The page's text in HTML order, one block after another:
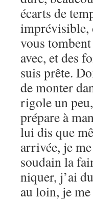
écarts de
imprévisible,
vous
avec, et des
suis prête.
de monter
rigole un
prépare à
lui dis que
arrivée, je
soudain la
niquer, j’ai
au loin, je